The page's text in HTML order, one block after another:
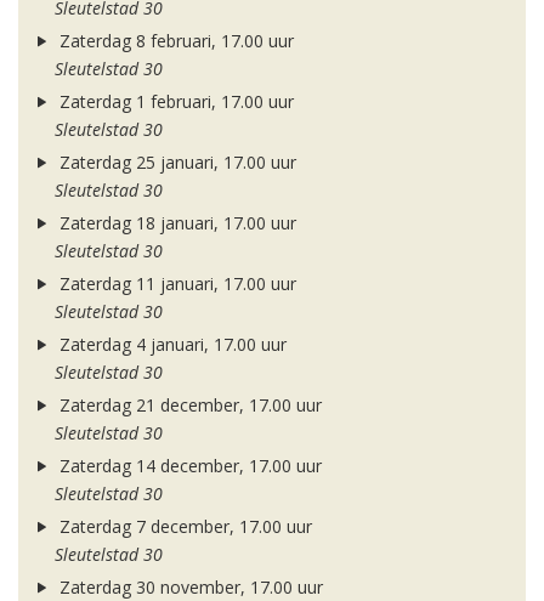
Sleutelstad 30
Zaterdag 8 februari, 17.00 uur
Sleutelstad 30
Zaterdag 1 februari, 17.00 uur
Sleutelstad 30
Zaterdag 25 januari, 17.00 uur
Sleutelstad 30
Zaterdag 18 januari, 17.00 uur
Sleutelstad 30
Zaterdag 11 januari, 17.00 uur
Sleutelstad 30
Zaterdag 4 januari, 17.00 uur
Sleutelstad 30
Zaterdag 21 december, 17.00 uur
Sleutelstad 30
Zaterdag 14 december, 17.00 uur
Sleutelstad 30
Zaterdag 7 december, 17.00 uur
Sleutelstad 30
Zaterdag 30 november, 17.00 uur